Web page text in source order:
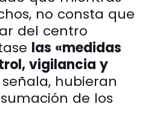
no consta que
del centro
las «medidas
vigilancia y
hubieran
de los